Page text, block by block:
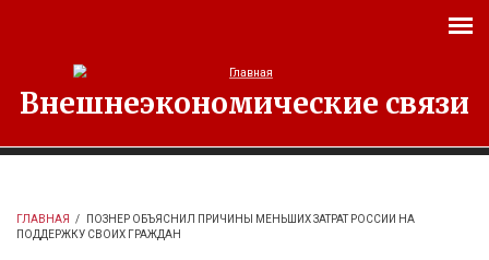
Внешнеэкономические связи
ГЛАВНАЯ /
ПОЗНЕР ОБЪЯСНИЛ ПРИЧИНЫ МЕНЬШИХ ЗАТРАТ РОССИИ НА
ПОДДЕРЖКУ СВОИХ ГРАЖДАН